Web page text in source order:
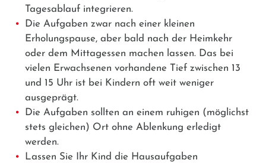
Tagesablauf integrieren.
Die Aufgaben zwar nach einer kleinen
Erholungspause, aber bald nach der Heimkehr
oder dem Mittagessen machen lassen. Das bei
vielen Erwachsenen vorhandene Tief zwischen 13
und 15 Uhr ist bei Kindern oft weit weniger
ausgeprägt.
Die Aufgaben sollten an einem ruhigen (möglichst
stets gleichen) Ort ohne Ablenkung erledigt
werden.
Lassen Sie Ihr Kind die Hausaufgaben